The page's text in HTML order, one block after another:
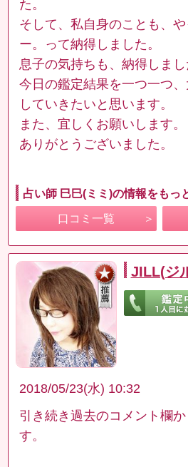
た。
そして、私自身のことも、
ー。って納得しました。
息子の気持ちも、納得しまし
今日の鑑定結果を一つ一つ、
していきたいと思います。
また、宜しくお願いします。
ありがとうございました。
占い師 巳巳(ミミ)の情報をもっ
口コミ一覧
JILL(ジ
2018/05/23(水) 10:32
引き続き過去のコメント欄
す。